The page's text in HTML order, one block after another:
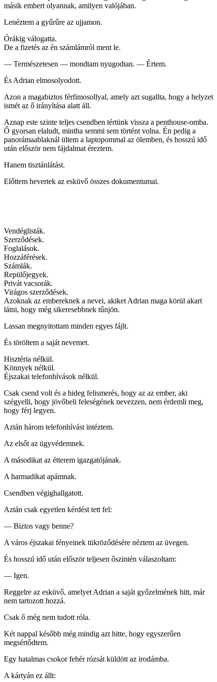
másik embert olyannak, amilyen valójában.
Lenéztem a gyűrűre az ujjamon.
Órákig válogatta.
De a fizetés az én számlámról ment le.
— Természetesen — mondtam nyugodtan. — Értem.
És Adrian elmosolyodott.
Azon a magabiztos férfimosollyal, amely azt sugallta, hogy a helyzet
ismét az ő irányítása alatt áll.
Aznap este szinte teljes csendben tértünk vissza a penthouse-omba.
Ő gyorsan elaludt, mintha semmi sem történt volna. Én pedig a
panorámaablaknál ültem a laptopommal az ölemben, és hosszú idő
után először nem fájdalmat éreztem.
Hanem tisztánlátást.
Előttem hevertek az esküvő összes dokumentumai.
Vendéglisták.
Szerződések.
Foglalások.
Hozzáférések.
Számlák.
Repülőjegyek.
Privát vacsorák.
Virágos szerződések.
Azoknak az embereknek a nevei, akiket Adrian maga körül akart
látni, hogy még sikeresebbnek tűnjön.
Lassan megnyitottam minden egyes fájlt.
És töröltem a saját nevemet.
Hisztéria nélkül.
Könnyek nélkül.
Éjszakai telefonhívások nélkül.
Csak csend volt és a hideg felismerés, hogy az az ember, aki
szégyelli, hogy jövőbeli feleségének nevezzen, nem érdemli meg,
hogy férj legyen.
Aztán három telefonhívást intéztem.
Az elsőt az ügyvédemnek.
A másodikat az étterem igazgatójának.
A harmadikat apámnak.
Csendben végighallgatott.
Aztán csak egyetlen kérdést tett fel:
— Biztos vagy benne?
A város éjszakai fényeinek tükröződésére néztem az üvegen.
És hosszú idő után először teljesen őszintén válaszoltam:
— Igen.
Reggelre az esküvő, amelyet Adrian a saját győzelmének hitt, már
nem tartozott hozzá.
Csak ő még nem tudott róla.
Két nappal később még mindig azt hitte, hogy egyszerűen
megsértődtem.
Egy hatalmas csokor fehér rózsát küldött az irodámba.
A kártyán ez állt: